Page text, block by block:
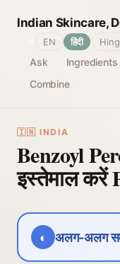
Indian Skincare,
Ask Ingredients
Combine
EN हिंदी
🇮🇳 INDIA
Benzoyl
इस्तेमाल करें
◐ अलग-अलग